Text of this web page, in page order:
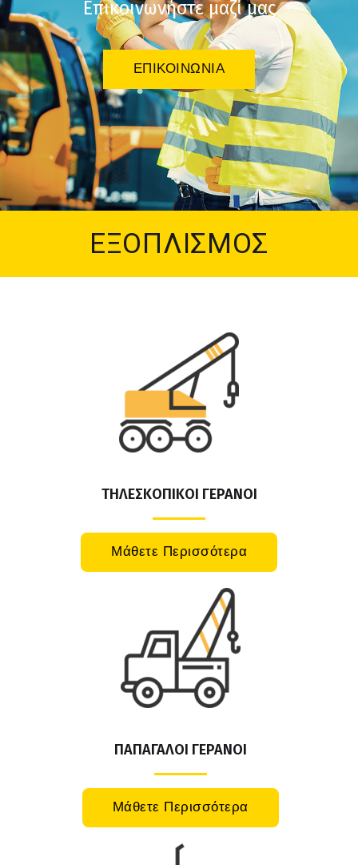
Επικοινωνήστε μαζί μας
ΕΠΙΚΟΙΝΩΝΙΑ
ΕΞΟΠΛΙΣΜΟΣ
ΤΗΛΕΣΚΟΠΙΚΟΙ ΓΕΡΑΝΟΙ
Μάθετε Περισσότερα
ΠΑΠΑΓΑΛΟΙ ΓΕΡΑΝΟΙ
Μάθετε Περισσότερα